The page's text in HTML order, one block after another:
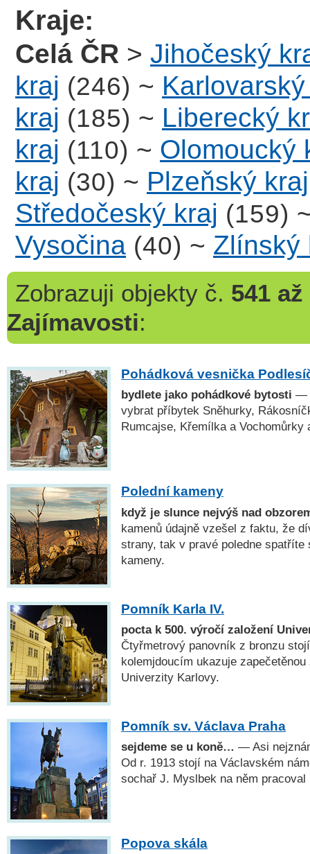
Kraje:
Celá ČR > Jihočeský
kraj (246) ~
kraj (185) ~ Liberecký
kraj (110) ~ Olomoucký
kraj (30) ~ Plzeňský kraj
Středočeský kraj (159)
Vysočina (40) ~ Zlínský
Zobrazuji objekty č. 541 až
Zajímavosti:
Pohádková vesnička
bydlete jako pohádkové bytosti —
vybrat příbytek Sněhurky,
Rumcajse, Křemílka a Vochomůrky
Polední kameny
když je slunce nejvýš nad
kamenů údajně vzešel z faktu, že
strany, tak v pravé poledne spatříte
kameny.
Pomník Karla IV.
pocta k 500. výročí založení
Čtyřmetrový panovník z bronzu
kolemjdoucím ukazuje
Univerzity Karlovy.
Pomník sv. Václava Praha
sejdeme se u koně… — Asi
Od r. 1913 stojí na Václavském
sochař J. Myslbek na něm pracoval
Popova skála